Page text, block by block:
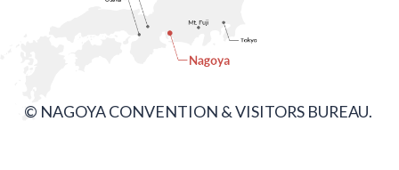
© NAGOYA CONVENTION & VISITORS BUREAU.